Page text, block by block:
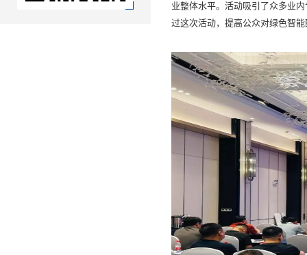
业整体水平。活动吸引了众多业
过这次活动，提高公众对绿色智